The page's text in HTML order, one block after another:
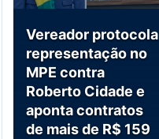
Vereador protocola
representação no
MPE contra
Roberto Cidade e
aponta contratos
de mais de R$ 159